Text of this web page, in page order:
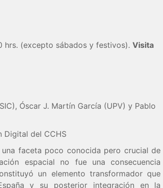
hrs. (excepto sábados y festivos). Visita
Óscar J. Martín García (UPV) y Pablo
Digital del CCHS
faceta poco conocida pero crucial de
espacial no fue una consecuencia
un elemento transformador que
y su posterior integración en la